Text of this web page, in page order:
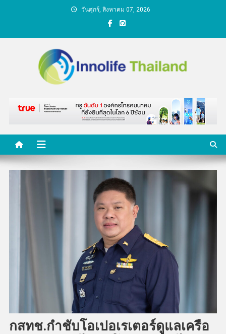
วันศุกร์, สิงหาคม 07, 2026
คนกับความคิด ชีวิตกับ
นวัตกรรม
กสทช.กำชับโอเปอเรเตอร์ดูแลเครือ